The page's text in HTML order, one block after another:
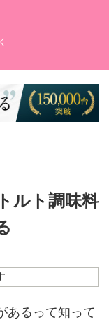
ルト調味料
あるって知って